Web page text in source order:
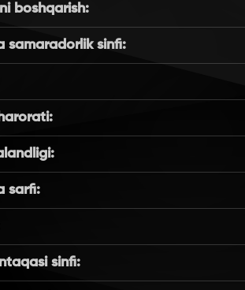
boshqarish:
samaradorlik sinfi:
sarfi:
sinfi: